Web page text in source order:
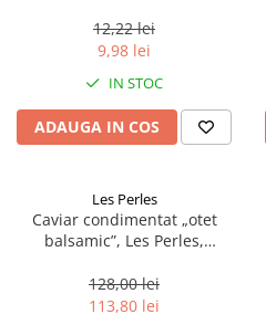
12,22 lei
9,98 lei
IN STOC
ADAUGA IN COS
Les Perles
Caviar condimentat „otet
balsamic”, Les Perles,
sferice, 200 g
128,00 lei
113,80 lei